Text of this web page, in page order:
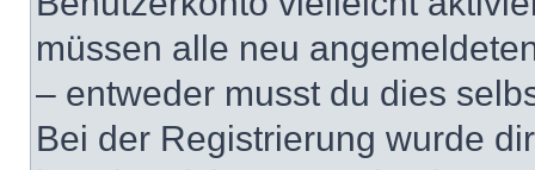
müssen alle neu
– entweder musst du dies
Bei der Registrierung wurde